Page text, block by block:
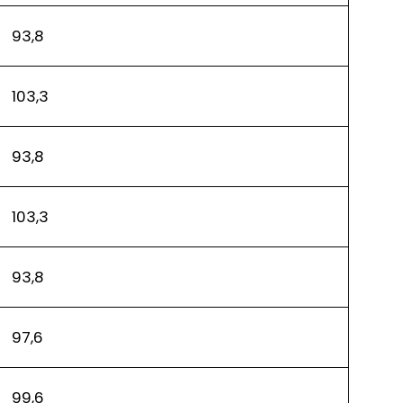
93,8
103,3
93,8
103,3
93,8
97,6
99,6